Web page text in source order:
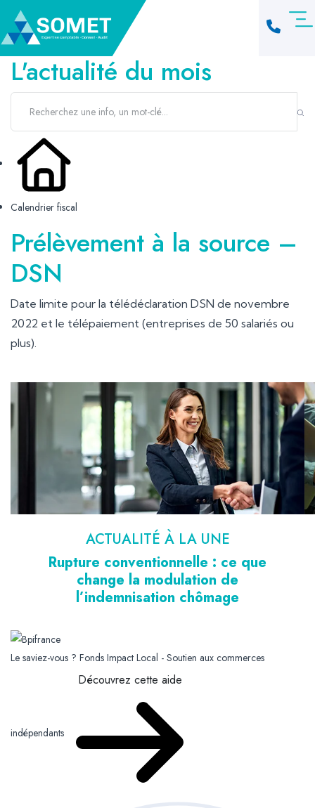
L'actualité du mois
Calendrier fiscal
Prélèvement à la source –
DSN
Date limite pour la télédéclaration DSN de novembre
2022 et le télépaiement (entreprises de 50 salariés ou
plus).
ACTUALITÉ À LA UNE
Rupture conventionnelle : ce que
change la modulation de
l’indemnisation chômage
Le saviez-vous ? Fonds Impact Local - Soutien aux commerces
indépendants
Découvrez cette aide